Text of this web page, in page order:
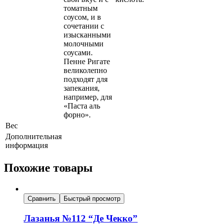
томатным
соусом, и в
сочетании с
изысканными
молочными
соусами.
Пенне Ригате
великолепно
подходят для
запекания,
например, для
«Паста аль
форно».
Вес
Дополнительная
информация
Похожие товары
Сравнить Быстрый просмотр
Лазанья №112 “Де Чекко”